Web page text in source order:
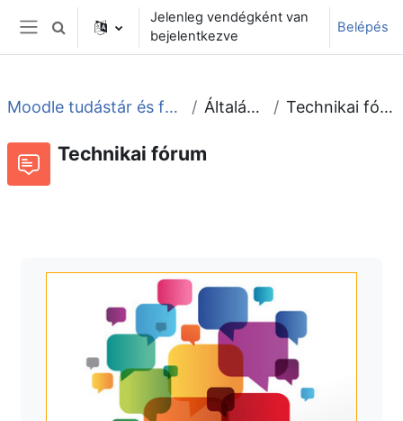
Tovább a fő tartalomhoz
Oldalpanel
Keresési bemeneti adatok váltása
Jelenleg vendégként van
bejelentkezve
Belépés
Moodle tudástár és fórum Általános Technikai fórum
Technikai fórum